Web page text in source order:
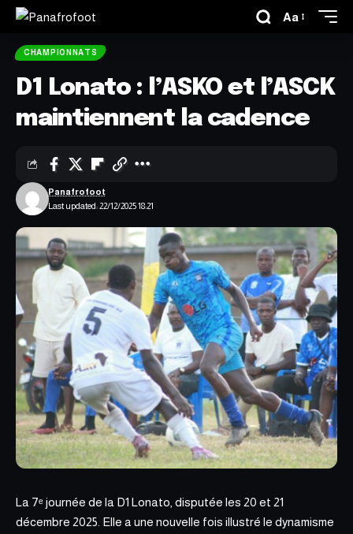
Aa
CHAMPIONNATS
D1 Lonato : l’ASKO et l’ASCK
maintiennent la cadence
Last updated: 22/12/2025 18:21
Panafrofoot
La 7ᵉ journée de la D1 Lonato, disputée les 20 et 21
décembre 2025. Elle a une nouvelle fois illustré le dynamisme